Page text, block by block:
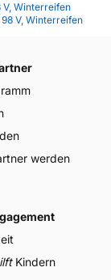
V, Winterreifen
V, Winterreifen
werden
Kindern